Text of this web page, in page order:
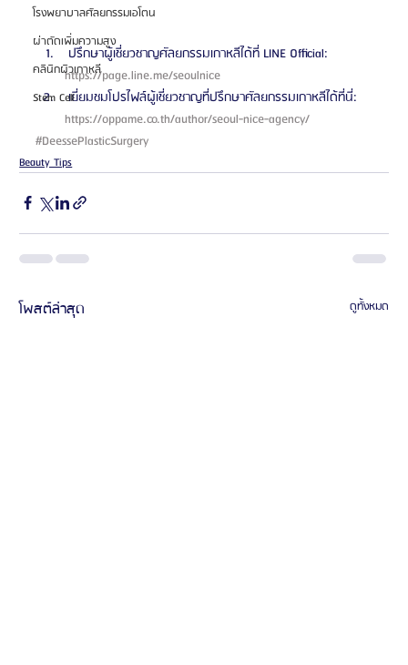
โรงพยาบาลศัลยกรรมเอโตน
ผ่าตัดเพิ่มความสูง
คลินิกผิวเกาหลี
Stem Cell
ปรึกษาผู้เชี่ยวชาญศัลยกรรมเกาหลีได้ที่ LINE Official:
https://page.line.me/seoulnice
เยี่ยมชมโปรไฟล์ผู้เชี่ยวชาญที่ปรึกษาศัลยกรรมเกาหลีได้ที่นี่:
https://oppame.co.th/author/seoul-nice-agency/
#DeessePlasticSurgery
Beauty Tips
โพสต์ล่าสุด ดูทั้งหมด